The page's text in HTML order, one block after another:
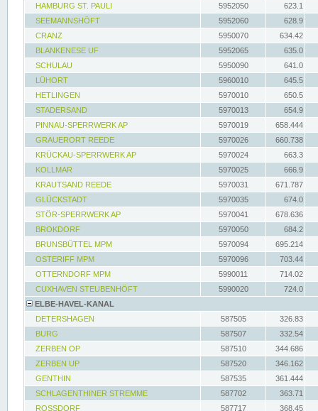
HAMBURG ST. PAULI
5952050
623.1
SEEMANNSHÖFT
5952060
628.9
CRANZ
5950070
634.42
BLANKENESE UF
5952065
635.0
SCHULAU
5950090
641.0
LÜHORT
5960010
645.5
HETLINGEN
5970010
650.5
STADERSAND
5970013
654.9
PINNAU-SPERRWERK AP
5970019
658.444
GRAUERORT REEDE
5970026
660.738
KRÜCKAU-SPERRWERK AP
5970024
663.3
KOLLMAR
5970025
666.9
KRAUTSAND REEDE
5970031
671.787
GLÜCKSTADT
5970035
674.0
STÖR-SPERRWERK AP
5970041
678.636
BROKDORF
5970050
684.2
BRUNSBÜTTEL MPM
5970094
695.214
OSTERIFF MPM
5970096
703.44
OTTERNDORF MPM
5990011
714.02
CUXHAVEN STEUBENHÖFT
5990020
724.0
ELBE-HAVEL-KANAL
DETERSHAGEN
587505
326.83
BURG
587507
332.54
ZERBEN OP
587510
344.686
ZERBEN UP
587520
346.162
GENTHIN
587535
361.444
SCHLAGENTHINER STREMME
587702
363.71
ROSSDORF
587717 368.45